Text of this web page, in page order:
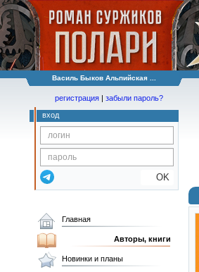
Василь Быков Альпийская ...
регистрация | забыли пароль?
вход
OK
Главная
Авторы, книги
Новинки и планы